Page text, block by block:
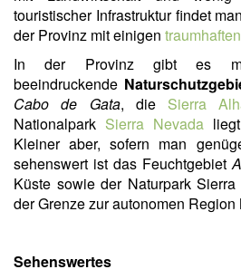
touristischer Infrastruktur findet
der Provinz mit einigen
In der Provinz gibt es
beeindruckende
Cabo de Gata, die Sierra
Nationalpark Sierra Nevada
Kleiner aber, sofern man
sehenswert ist das Feuchtgebiet
Küste sowie der Naturpark
der Grenze zur autonomen Region
Sehenswertes